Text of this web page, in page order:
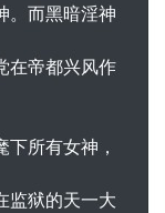
。而黑暗淫神
在帝都兴风作
所有女神，
监狱的天一大